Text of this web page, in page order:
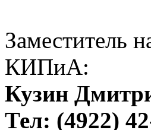
Заместитель
КИПиА:
Кузин
Тел: (4922)